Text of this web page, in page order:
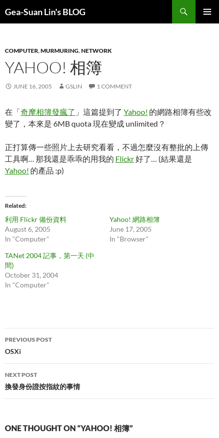
Gea-Suan Lin's BLOG
COMPUTER,MURMURING,NETWORK
YAHOO! 相簿
JUNE 16, 2005 GSLIN 1 COMMENT
在「奇摩相簿發瘋了 」這篇提到了 Yahoo! 的網路相簿有些改
變了，本來是 6MB quota 現在變成 unlimited？
正打算傳一些照片上去研究看看，不過怎麼沒有整批的上傳
工具啊… 那我還是乖乖的用我的 Flickr好了… (結果還是
Yahoo! 的產品 :p)
Related
利用 Flickr 備份資料
August 6, 2005
In "Computer"
Yahoo! 網路相簿
June 17, 2005
In "Browser"
TANet 2004 記事，第一天 (中
間)
October 31, 2004
In "Computer"
Post
navigation
PREVIOUS POST
OSXi
NEXT POST
換發身份證按指紋的事情
ONE THOUGHT ON “YAHOO! 相簿”